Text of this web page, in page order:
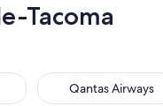
Tacoma
Qantas Airways
Qantas Airways